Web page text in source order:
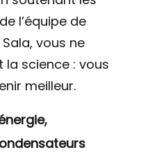
l’équipe de
vous ne
la science : vous
meilleur.